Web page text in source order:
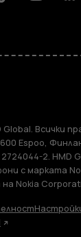
Всички
Espoo,
2. HMD
с марката
Nokia